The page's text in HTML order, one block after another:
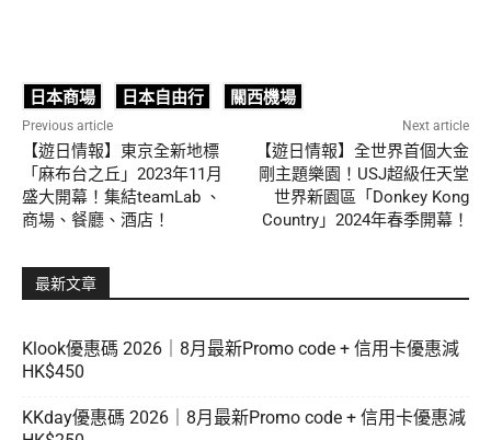
日本商場 日本自由行 關西機場
Previous article
【遊日情報】東京全新地標
「麻布台之丘」2023年11月
盛大開幕！集結teamLab 、
商場、餐廳、酒店！
Next article
【遊日情報】全世界首個大金
剛主題樂園！USJ超級任天堂
世界新園區「Donkey Kong
Country」2024年春季開幕！
最新文章
Klook優惠碼 2026｜8月最新Promo code + 信用卡優惠減
HK$450
KKday優惠碼 2026｜8月最新Promo code + 信用卡優惠減